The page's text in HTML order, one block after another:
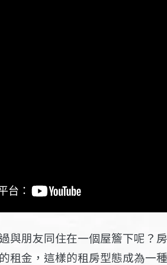
與朋友同住在一個屋簷下呢？
租金，這樣的租房型態成為一